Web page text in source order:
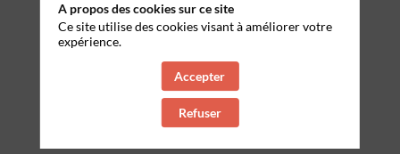
ses campagnes digitales à l'heure de
la bataille de l'attention ?
10:45 - 11:45
QUESTIONS/REPONSES &
NETWORKING
A propos des cookies sur ce site
Ce site utilise des cookies visant à améliorer votre
expérience.
Accepter
Refuser